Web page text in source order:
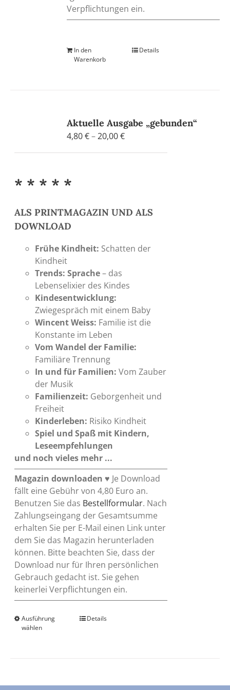
Verpflichtungen ein.
In den
Warenkorb
Details
Aktuelle Ausgabe „gebunden“
4,80€–20,00€Preisspanne:
* * * * *
ALS PRINTMAGAZIN UND ALS
DOWNLOAD
Frühe Kindheit: Schatten der
Kindheit
Trends: Sprache– das
Lebenselixier des Kindes
Kindesentwicklung:
Zwiegespräch mit einem Baby
Wincent Weiss: Familie ist die
Konstante im Leben
Vom Wandel der Familie:
Familiäre Trennung
In und für Familien: Vom Zauber
der Musik
Familienzeit: Geborgenheit und
Freiheit
Kinderleben: Risiko Kindheit
Spiel und Spaß mit Kindern,
Leseempfehlungen
und noch vieles mehr ...
Magazin downloaden ♥ Je Download
fällt eine Gebühr von 4,80 Euro an.
Benutzen Sie das Bestellformular. Nach
Zahlungseingang der Gesamtsumme
erhalten Sie per E-Mail einen Link unter
dem Sie das Magazin herunterladen
können. Bitte beachten Sie, dass der
Download nur für Ihren persönlichen
Gebrauch gedacht ist. Sie gehen
keinerlei Verpflichtungen ein.
Ausführung
wählen
Dieses
Details